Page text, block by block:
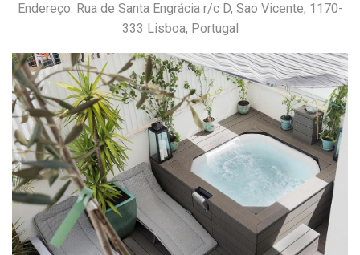
Endereço: Rua de Santa Engrácia r/c D, Sao Vicente, 1170-
333 Lisboa, Portugal